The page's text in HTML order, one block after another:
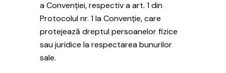
a Convenției, respectiv a art. 1 din
Protocolul nr. 1 la Convenție, care
protejează dreptul persoanelor fizice
sau juridice la respectarea bunurilor
sale.